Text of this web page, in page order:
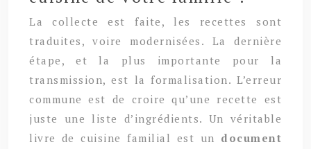
La collecte est faite, les recettes sont
traduites, voire modernisées. La dernière
étape, et la plus importante pour la
transmission, est la formalisation. L’erreur
commune est de croire qu’une recette est
juste une liste d’ingrédients. Un véritable
livre de cuisine familial est un document